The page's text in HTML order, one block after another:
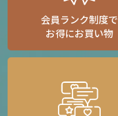
会員ランク制度で
お得にお買い物